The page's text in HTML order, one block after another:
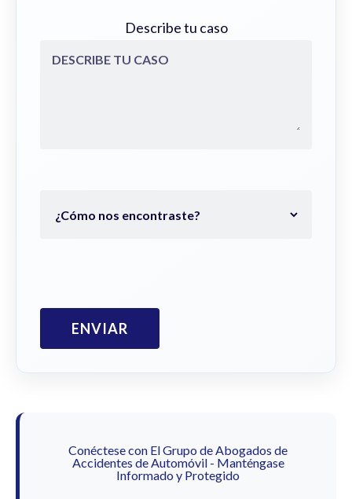
Describe tu caso
Conéctese con El Grupo de Abogados de
Accidentes de Automóvil - Manténgase
Informado y Protegido